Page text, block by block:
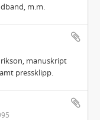
m.m.
manuskript
pressklipp.